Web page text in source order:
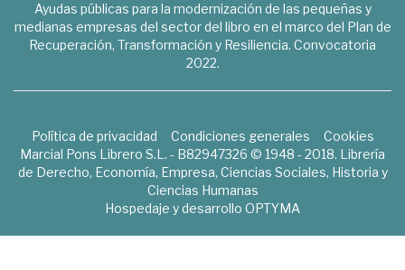
Ayudas públicas para la modernización de las pequeñas y
medianas empresas del sector del libro en el marco del Plan de
Recuperación, Transformación y Resiliencia. Convocatoria
2022.
Política de privacidad Condiciones generales
Cookies
Marcial Pons Librero S.L. - B82947326 © 1948 - 2018. Librería
de Derecho, Economía, Empresa, Ciencias Sociales, Historia y
Ciencias Humanas
Hospedaje y desarrollo OPTYMA